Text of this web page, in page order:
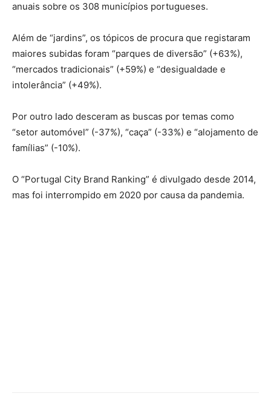
anuais sobre os 308 municípios portugueses.
Além de “jardins”, os tópicos de procura que registaram
maiores subidas foram “parques de diversão” (+63%),
“mercados tradicionais” (+59%) e “desigualdade e
intolerância” (+49%).
Por outro lado desceram as buscas por temas como
“setor automóvel” (-37%), “caça” (-33%) e “alojamento de
famílias” (-10%).
O “Portugal City Brand Ranking” é divulgado desde 2014,
mas foi interrompido em 2020 por causa da pandemia.